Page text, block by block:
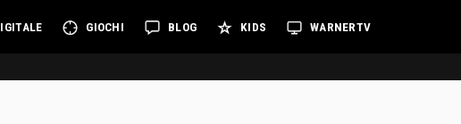
GIOCHI BLOG KIDS WARNERTV